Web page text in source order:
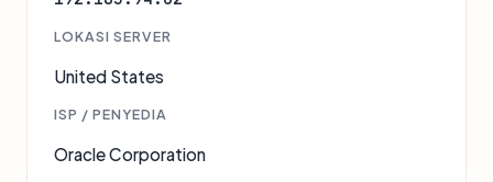
LOKASI SERVER
United States
ISP / PENYEDIA
Oracle Corporation